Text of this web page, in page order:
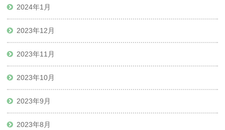
2024年1月
2023年12月
2023年11月
2023年10月
2023年9月
2023年8月